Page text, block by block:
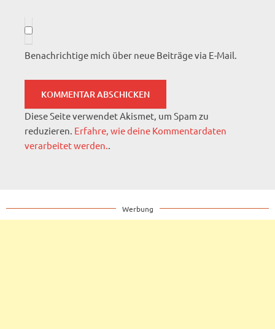
Benachrichtige mich über neue Beiträge via E-Mail.
Diese Seite verwendet Akismet, um Spam zu
reduzieren. Erfahre, wie deine Kommentardaten
verarbeitet werden..
Werbung